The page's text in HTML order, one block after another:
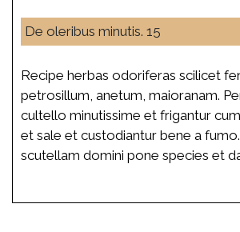
De oleribus minutis. 15
Recipe herbas odoriferas scilicet
petrosillum, anetum, maioranam.
cultello minutissime et frigantur
et sale et custodiantur bene a
scutellam domini pone species et